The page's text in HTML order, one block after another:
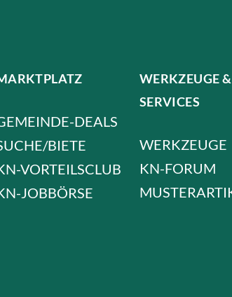
DEALS
BIETE
VORTEILSCLUB
JOBBÖRSE
WERKZEUGE &
SERVICES
WERKZEUGE
KN-FORUM